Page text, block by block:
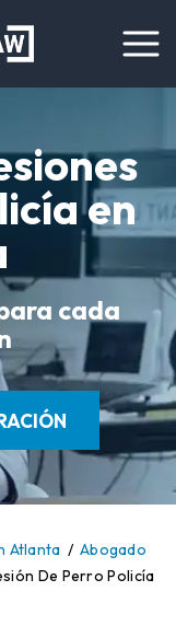
en
cada
Atlanta / Abogado
De Perro Policía